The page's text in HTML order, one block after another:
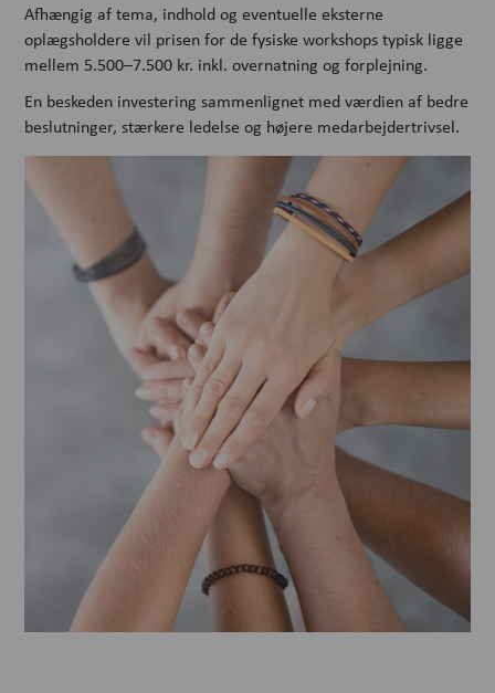
Afhængig af tema, indhold og eventuelle eksterne
oplægsholdere vil prisen for de fysiske workshops typisk ligge
mellem 5.500–7.500 kr. inkl. overnatning og forplejning.
En beskeden investering sammenlignet med værdien af bedre
beslutninger, stærkere ledelse og højere medarbejdertrivsel.